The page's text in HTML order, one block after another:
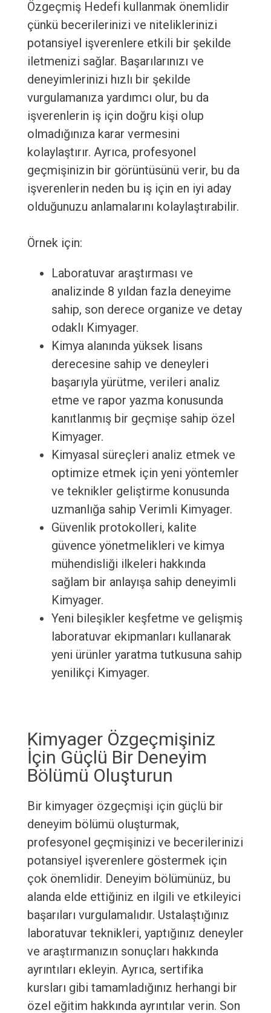
Özgeçmiş Hedefi kullanmak önemlidir
çünkü becerilerinizi ve niteliklerinizi
potansiyel işverenlere etkili bir şekilde
iletmenizi sağlar. Başarılarınızı ve
deneyimlerinizi hızlı bir şekilde
vurgulamanıza yardımcı olur, bu da
işverenlerin iş için doğru kişi olup
olmadığınıza karar vermesini
kolaylaştırır. Ayrıca, profesyonel
geçmişinizin bir görüntüsünü verir, bu da
işverenlerin neden bu iş için en iyi aday
olduğunuzu anlamalarını kolaylaştırabilir.
Örnek için:
Laboratuvar araştırması ve
analizinde 8 yıldan fazla deneyime
sahip, son derece organize ve detay
odaklı Kimyager.
Kimya alanında yüksek lisans
derecesine sahip ve deneyleri
başarıyla yürütme, verileri analiz
etme ve rapor yazma konusunda
kanıtlanmış bir geçmişe sahip özel
Kimyager.
Kimyasal süreçleri analiz etmek ve
optimize etmek için yeni yöntemler
ve teknikler geliştirme konusunda
uzmanlığa sahip Verimli Kimyager.
Güvenlik protokolleri, kalite
güvence yönetmelikleri ve kimya
mühendisliği ilkeleri hakkında
sağlam bir anlayışa sahip deneyimli
Kimyager.
Yeni bileşikler keşfetme ve gelişmiş
laboratuvar ekipmanları kullanarak
yeni ürünler yaratma tutkusuna sahip
yenilikçi Kimyager.
Kimyager Özgeçmişiniz
İçin Güçlü Bir Deneyim
Bölümü Oluşturun
Bir kimyager özgeçmişi için güçlü bir
deneyim bölümü oluşturmak,
profesyonel geçmişinizi ve becerilerinizi
potansiyel işverenlere göstermek için
çok önemlidir. Deneyim bölümünüz, bu
alanda elde ettiğiniz en ilgili ve etkileyici
başarıları vurgulamalıdır. Ustalaştığınız
laboratuvar teknikleri, yaptığınız deneyler
ve araştırmanızın sonuçları hakkında
ayrıntıları ekleyin. Ayrıca, sertifika
kursları gibi tamamladığınız herhangi bir
özel eğitim hakkında ayrıntılar verin. Son